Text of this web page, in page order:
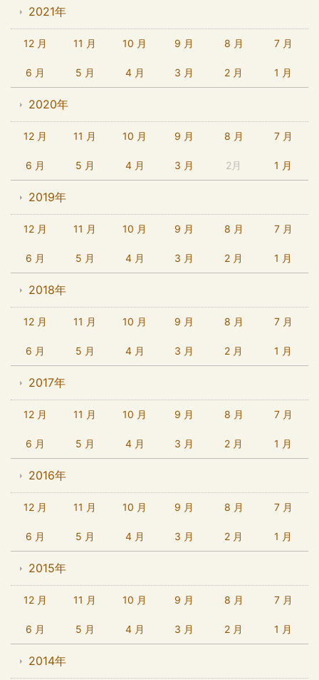
2021年
12 月 11 月 10 月 9 月 8 月 7 月
6 月 5 月 4 月 3 月 2 月 1 月
2020年
12 月 11 月 10 月 9 月 8 月 7 月
6 月 5 月 4 月 3 月 2月 1 月
2019年
12 月 11 月 10 月 9 月 8 月 7 月
6 月 5 月 4 月 3 月 2 月 1 月
2018年
12 月 11 月 10 月 9 月 8 月 7 月
6 月 5 月 4 月 3 月 2 月 1 月
2017年
12 月 11 月 10 月 9 月 8 月 7 月
6 月 5 月 4 月 3 月 2 月 1 月
2016年
12 月 11 月 10 月 9 月 8 月 7 月
6 月 5 月 4 月 3 月 2 月 1 月
2015年
12 月 11 月 10 月 9 月 8 月 7 月
6 月 5 月 4 月 3 月 2 月 1 月
2014年